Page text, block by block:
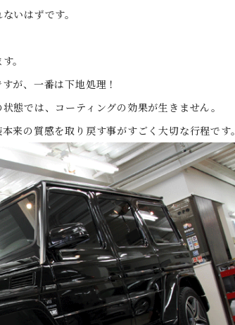
いはずです。
。
が、一番は下地処理！
態では、コーティングの効果が生きません。
来の質感を取り戻す事がすごく大切な行程です。